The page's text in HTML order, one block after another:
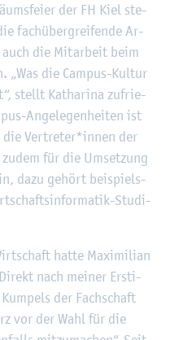
der FH Kiel ste­
fach­über­grei­fen­de Ar­
die Mit­ar­beit beim
„Was die Cam­pus-Kul­tur
stellt Ka­tha­ri­na zu­frie­
An­ge­le­gen­hei­ten ist
die Ver­tre­ter*innen der
für die Um­set­zung
dazu ge­hört bei­spiels­
Stu­di­
hatte Ma­xi­mi­li­an
nach mei­ner Er­sti­
der Fach­schaft
vor der Wahl für die